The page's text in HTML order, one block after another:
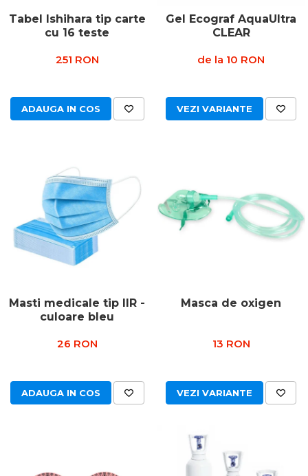
Tabel Ishihara tip carte
cu 16 teste
251 RON
ADAUGA IN COS
Gel Ecograf AquaUltra
CLEAR
de la 10 RON
VEZI VARIANTE
Masti medicale tip IIR -
culoare bleu
26 RON
ADAUGA IN COS
Masca de oxigen
13 RON
VEZI VARIANTE